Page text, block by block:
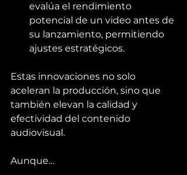
evalúa el rendimiento
potencial de un video antes de
su lanzamiento, permitiendo
ajustes estratégicos.
Estas innovaciones no solo
aceleran la producción, sino que
también elevan la calidad y
efectividad del contenido
audiovisual.
Aunque…